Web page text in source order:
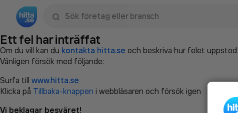
Ett fel har inträffat
Om du vill kan du kontakta hitta.se och beskriva hur felet
Vänligen försök med följande:
Surfa till www.hitta.se
Klicka på Tillbaka-knappen i webbläsaren och försök igen
Vi beklagar besväret!